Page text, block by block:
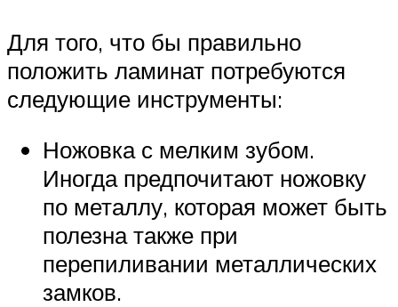
Для того, что бы правильно
положить ламинат потребуются
следующие инструменты:
Ножовка с мелким зубом.
Иногда предпочитают ножовку
по металлу, которая может быть
полезна также при
перепиливании металлических
замков.